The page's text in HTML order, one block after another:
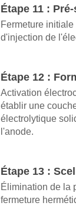
Étape 11 :
Fermeture
d'injection de
Étape 12 :
Activation
établir une
électrolytique
l'anode.
Étape 13 :
Élimination de la
fermeture